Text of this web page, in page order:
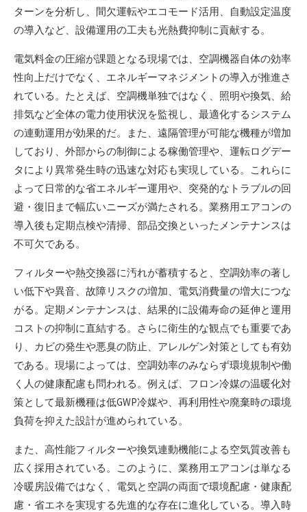
ターンを分析し、間欠運転やエコモード活用、自動設定温度
の導入など、設備運用の工夫も光熱費抑制に貢献する。
電気料金の圧縮が課題となる現場では、空調機器自体の効率
性向上だけでなく、エネルギーマネジメントの導入が推進さ
れている。たとえば、空調機単独ではなく、照明や換気、給
排気など全体の電力使用状況を監視し、最適化するシステム
の連動運用が効果的だ。また、遠隔管理が可能な機種が増加
しており、外部からの制御による稼働管理や、運転ログデー
タにより異常発生時の迅速な対応も実現している。これらに
よって日常的な省エネルギー運用や、突発的なトラブルの回
避・復旧まで幅広いニーズが満たされる。業務用エアコンの
導入後も定期点検や清掃、部品交換といったメンテナンスは
不可欠である。
フィルターや熱交換器に汚れが蓄積すると、空調効率の著し
い低下や異音、故障リスクの増加、電気消費量の増大につな
がる。定期メンテナンスは、結果的に設備寿命の延伸と運用
コストの抑制に直結する。さらに衛生的な観点でも重要であ
り、カビの発生や悪臭の防止、アレルゲン対策としても有効
である。現場によっては、空調効率のみならず環境規制や働
く人の健康配慮も問われる。例えば、フロン冷媒の温暖化対
策として最新機種は低GWP冷媒や、再利用性や廃棄時の環境
負荷を抑えた設計が進められている。
また、高性能フィルターや換気連動機能による空気質改善も
広く採用されている。このように、業務用エアコンは単なる
冷暖房設備ではなく、電気と空調の両面で環境配慮・健康配
慮・省エネを実現する先進的な存在に進化している。導入時